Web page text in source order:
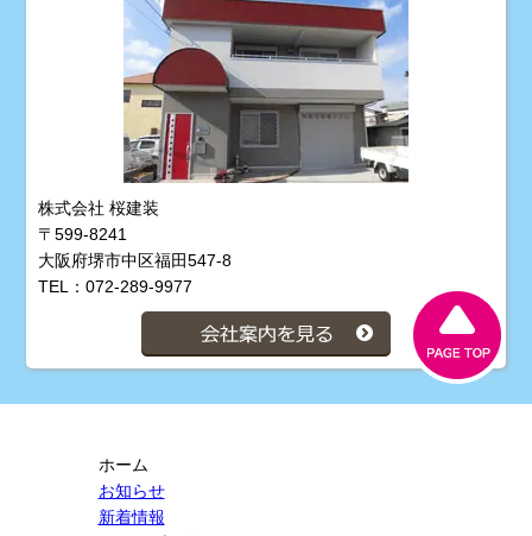
株式会社 桜建装
〒599-8241
大阪府堺市中区福田547-8
TEL：072-289-9977
ホーム
お知らせ
新着情報